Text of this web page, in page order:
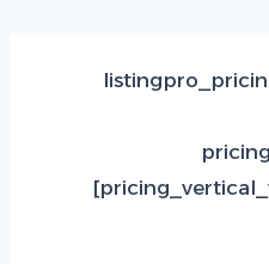
pricing_vertical_view=”vertical_view_2″]